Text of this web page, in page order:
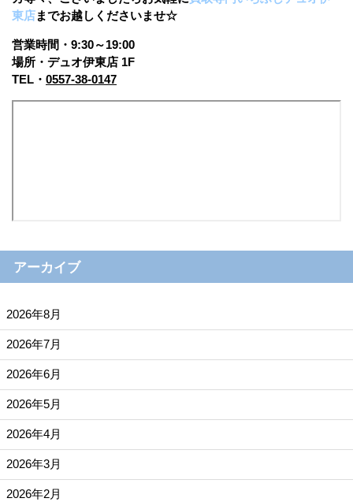
東店までお越しくださいませ☆
営業時間・9:30～19:00
場所・デュオ伊東店 1F
TEL・ 0557-38-0147
アーカイブ
2026年8月
2026年7月
2026年6月
2026年5月
2026年4月
2026年3月
2026年2月